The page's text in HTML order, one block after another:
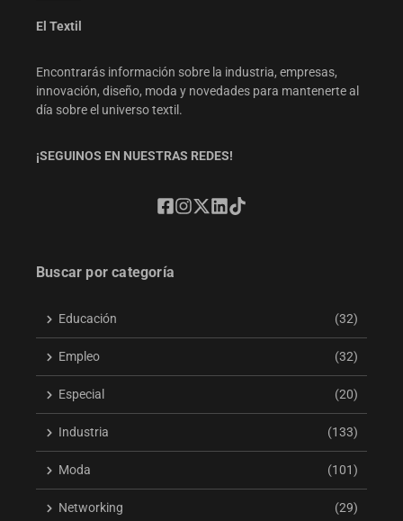
El Textil
Encontrarás información sobre la industria, empresas,
innovación, diseño, moda y novedades para mantenerte al
día sobre el universo textil.
¡SEGUINOS EN NUESTRAS REDES!
Buscar por categoría
Educación (32)
Empleo (32)
Especial (20)
Industria (133)
Moda (101)
Networking (29)